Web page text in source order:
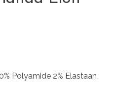
Polyamide 2% Elastaan